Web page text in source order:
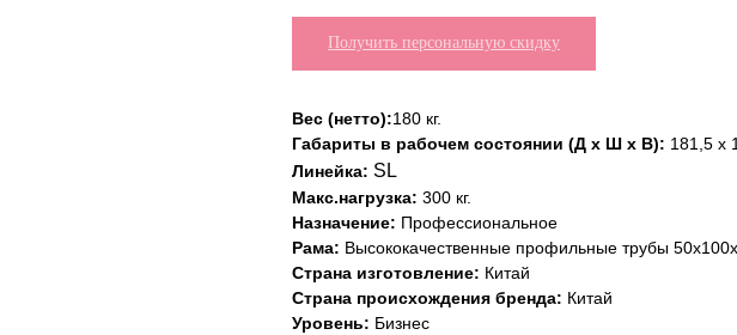
Получить персональную скидку
Вес (нетто):180 кг.
Габариты в рабочем состоянии (Д х Ш х В): 181,5 x
Линейка: SL
Макс.нагрузка: 300 кг.
Назначение: Профессиональное
Рама: Высококачественные профильные трубы
Страна изготовление: Китай
Страна происхождения бренда: Китай
Уровень: Бизнес